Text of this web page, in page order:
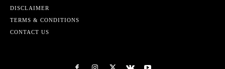
DISCLAIMER
TERMS & CONDITIONS
CONTACT US